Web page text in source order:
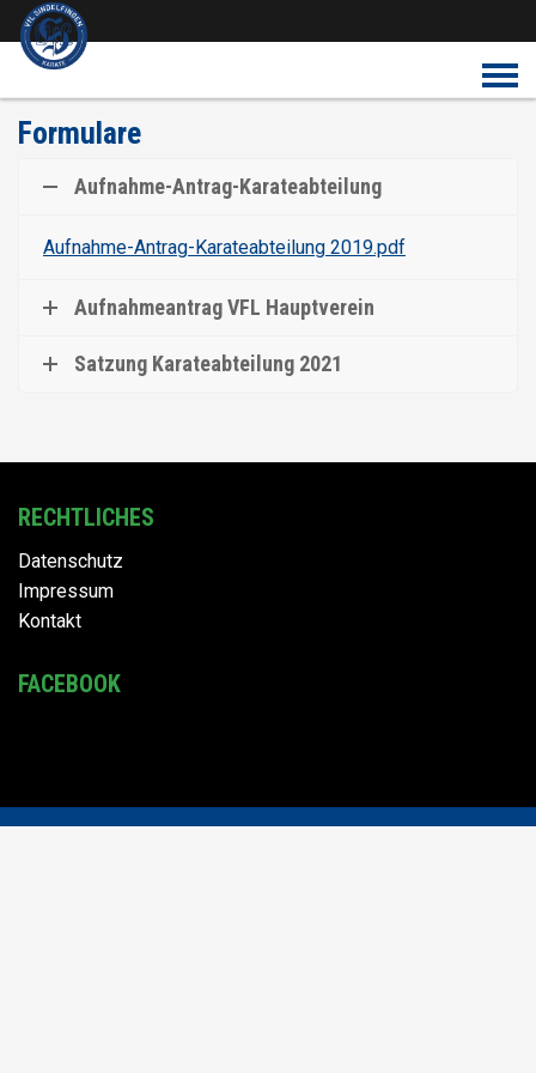
Überspringe den Content
Formulare
Aufnahme-Antrag-Karateabteilung
Aufnahme-Antrag-Karateabteilung 2019.pdf
Aufnahmeantrag VFL Hauptverein
Satzung Karateabteilung 2021
RECHTLICHES
Datenschutz
Impressum
Kontakt
FACEBOOK